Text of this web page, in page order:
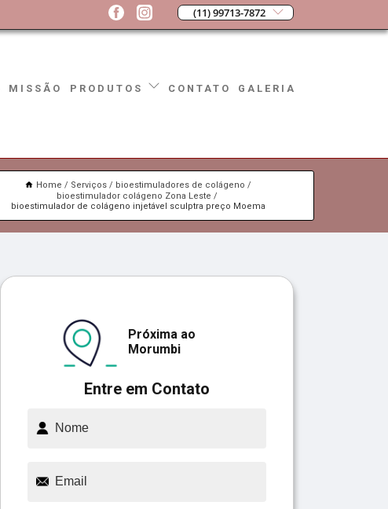
(11) 99713-7872
MISSÃO PRODUTOS CONTATO GALERIA
Home Serviços
bioestimuladores de colágeno
bioestimulador colágeno Zona Leste
bioestimulador de colágeno injetável sculptra preço Moema
Entre em Contato
Próxima ao
Morumbi